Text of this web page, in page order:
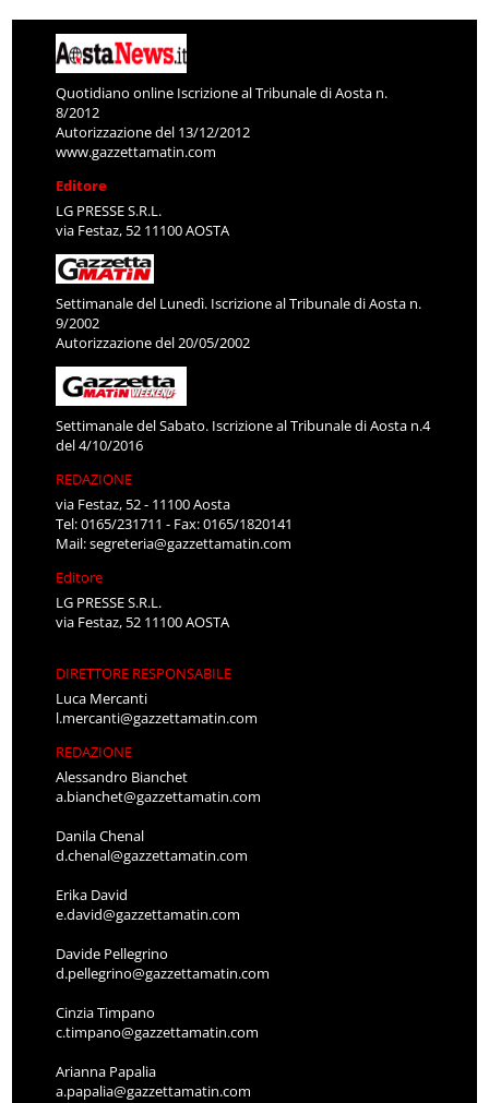
Quotidiano online Iscrizione al Tribunale di Aosta n.
8/2012
Autorizzazione del 13/12/2012
www.gazzettamatin.com
Editore
LG PRESSE S.R.L.
via Festaz, 52 11100 AOSTA
Settimanale del Lunedì. Iscrizione al Tribunale di Aosta n.
9/2002
Autorizzazione del 20/05/2002
Settimanale del Sabato. Iscrizione al Tribunale di Aosta n.4
del 4/10/2016
REDAZIONE
via Festaz, 52 - 11100 Aosta
Tel: 0165/231711 - Fax: 0165/1820141
Mail:segreteria@gazzettamatin.com
Editore
LG PRESSE S.R.L.
via Festaz, 52 11100 AOSTA
DIRETTORE RESPONSABILE
Luca Mercanti
l.mercanti@gazzettamatin.com
REDAZIONE
Alessandro Bianchet
a.bianchet@gazzettamatin.com
Danila Chenal
d.chenal@gazzettamatin.com
Erika David
e.david@gazzettamatin.com
Davide Pellegrino
d.pellegrino@gazzettamatin.com
Cinzia Timpano
c.timpano@gazzettamatin.com
Arianna Papalia
a.papalia@gazzettamatin.com